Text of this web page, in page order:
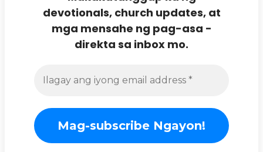
devotionals, church updates, at
mga mensahe ng pag-asa -
direkta sa inbox mo.